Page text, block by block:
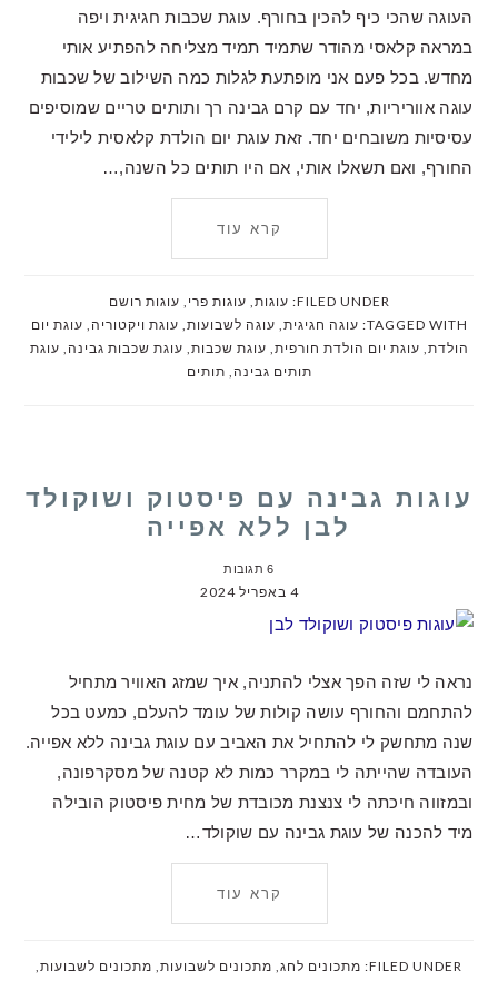
העוגה שהכי כיף להכין בחורף. עוגת שכבות חגיגית ויפה
במראה קלאסי מהודר שתמיד תמיד מצליחה להפתיע אותי
מחדש. בכל פעם אני מופתעת לגלות כמה השילוב של שכבות
עוגה אווריריות, יחד עם קרם גבינה רך ותותים טריים שמוסיפים
עסיסיות משובחים יחד. זאת עוגת יום הולדת קלאסית לילידי
החורף, ואם תשאלו אותי, אם היו תותים כל השנה,…
קרא עוד
FILED UNDER: עוגות, עוגות פרי , עוגות רושם
TAGGED WITH: עוגה חגיגית, עוגה לשבועות, עוגת ויקטוריה, עוגת יום
הולדת, עוגת יום הולדת חורפית, עוגת שכבות, עוגת שכבות גבינה, עוגת
תותים גבינה, תותים
עוגות גבינה עם פיסטוק ושוקולד
לבן ללא אפייה
6 תגובות
4 באפריל 2024
נראה לי שזה הפך אצלי להתניה, איך שמזג האוויר מתחיל
להתחמם והחורף עושה קולות של עומד להעלם, כמעט בכל
שנה מתחשק לי להתחיל את האביב עם עוגת גבינה ללא אפייה.
העובדה שהייתה לי במקרר כמות לא קטנה של מסקרפונה,
ובמזווה חיכתה לי צנצנת מכובדת של מחית פיסטוק הובילה
מיד להכנה של עוגת גבינה עם שוקולד…
קרא עוד
FILED UNDER: מתכונים לחג, מתכונים לשבועות, מתכונים לשבועות,